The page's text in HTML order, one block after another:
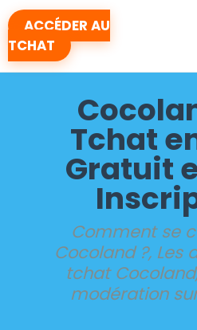
ACCÉDER AU
TCHAT
Tchat
Gratuit
Comment se
Cocoland ?, Les
tchat
modération